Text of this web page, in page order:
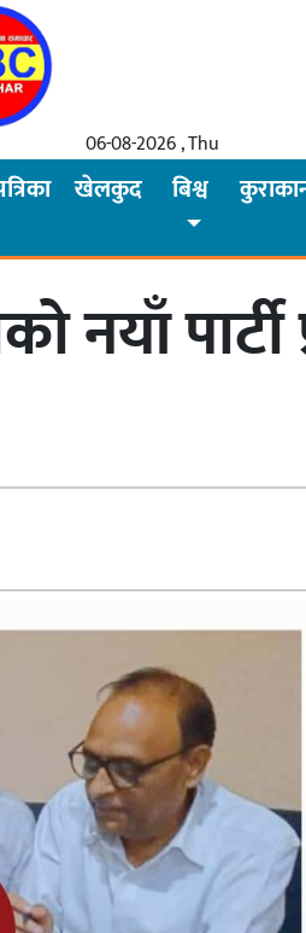
06-08-2026 , Thu
खेलकुद बिश्व
नयाँ पार्टी